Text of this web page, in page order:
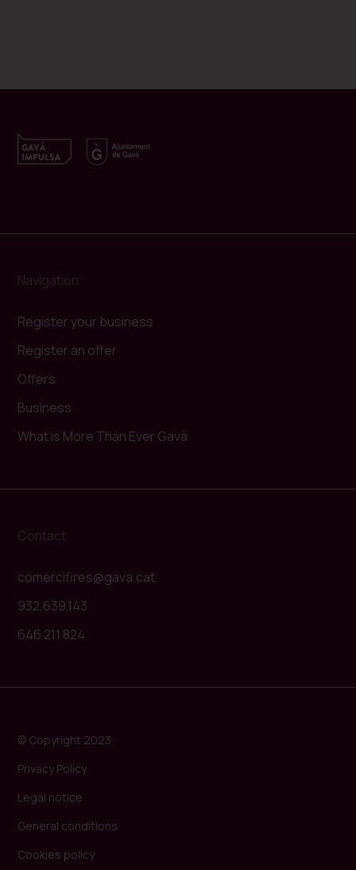
Navigation
Register your business
Register an offer
Offers
Business
What is More Than Ever Gavà
Contact
comercifires@gava.cat
932,639,143
646 211 824
© Copyright 2023
Privacy Policy
Legal notice
General conditions
Cookies policy